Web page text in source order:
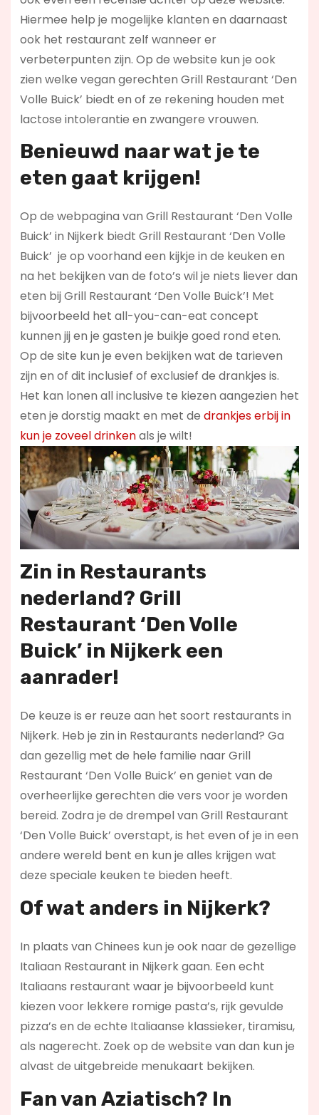
Hiermee help je mogelijke klanten en daarnaast
ook het restaurant zelf wanneer er
verbeterpunten zijn. Op de website kun je ook
zien welke vegan gerechten Grill Restaurant ‘Den
Volle Buick’ biedt en of ze rekening houden met
lactose intolerantie en zwangere vrouwen.
Benieuwd naar wat je te
eten gaat krijgen!
Op de webpagina van Grill Restaurant ‘Den Volle
Buick’ in Nijkerk biedt Grill Restaurant ‘Den Volle
Buick’ je op voorhand een kijkje in de keuken en
na het bekijken van de foto’s wil je niets liever dan
eten bij Grill Restaurant ‘Den Volle Buick’! Met
bijvoorbeeld het all-you-can-eat concept
kunnen jij en je gasten je buikje goed rond eten.
Op de site kun je even bekijken wat de tarieven
zijn en of dit inclusief of exclusief de drankjes is.
Het kan lonen all inclusive te kiezen aangezien het
eten je dorstig maakt en met de drankjes erbij in
kun je zoveel drinkenals je wilt!
Zin in Restaurants
nederland? Grill
Restaurant ‘Den Volle
Buick’ in Nijkerk een
aanrader!
De keuze is er reuze aan het soort restaurants in
Nijkerk. Heb je zin in Restaurants nederland? Ga
dan gezellig met de hele familie naar Grill
Restaurant ‘Den Volle Buick’ en geniet van de
overheerlijke gerechten die vers voor je worden
bereid. Zodra je de drempel van Grill Restaurant
‘Den Volle Buick’ overstapt, is het even of je in een
andere wereld bent en kun je alles krijgen wat
deze speciale keuken te bieden heeft.
Of wat anders in Nijkerk?
In plaats van Chinees kun je ook naar de gezellige
Italiaan Restaurant in Nijkerk gaan. Een echt
Italiaans restaurant waar je bijvoorbeeld kunt
kiezen voor lekkere romige pasta’s, rijk gevulde
pizza’s en de echte Italiaanse klassieker, tiramisu,
als nagerecht. Zoek op de website van dan kun je
alvast de uitgebreide menukaart bekijken.
Fan van Aziatisch? In